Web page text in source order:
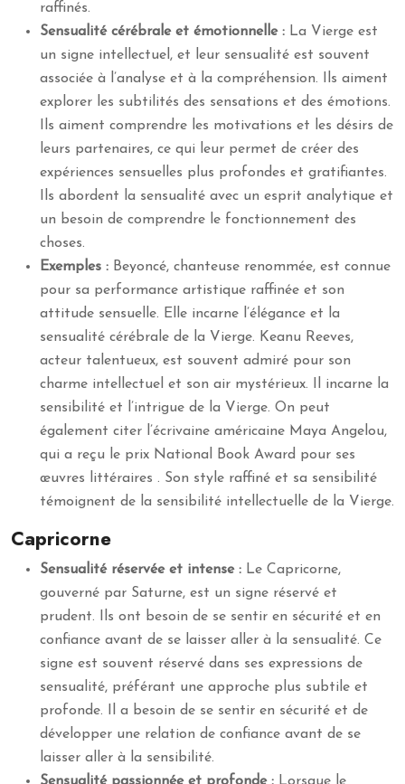
raffinés.
Sensualité cérébrale et émotionnelle : La Vierge est
un signe intellectuel, et leur sensualité est souvent
associée à l’analyse et à la compréhension. Ils aiment
explorer les subtilités des sensations et des émotions.
Ils aiment comprendre les motivations et les désirs de
leurs partenaires, ce qui leur permet de créer des
expériences sensuelles plus profondes et gratifiantes.
Ils abordent la sensualité avec un esprit analytique et
un besoin de comprendre le fonctionnement des
choses.
Exemples : Beyoncé, chanteuse renommée, est connue
pour sa performance artistique raffinée et son
attitude sensuelle. Elle incarne l’élégance et la
sensualité cérébrale de la Vierge. Keanu Reeves,
acteur talentueux, est souvent admiré pour son
charme intellectuel et son air mystérieux. Il incarne la
sensibilité et l’intrigue de la Vierge. On peut
également citer l’écrivaine américaine Maya Angelou,
qui a reçu le prix National Book Award pour ses
œuvres littéraires . Son style raffiné et sa sensibilité
témoignent de la sensibilité intellectuelle de la Vierge.
Capricorne
Sensualité réservée et intense : Le Capricorne,
gouverné par Saturne, est un signe réservé et
prudent. Ils ont besoin de se sentir en sécurité et en
confiance avant de se laisser aller à la sensualité. Ce
signe est souvent réservé dans ses expressions de
sensualité, préférant une approche plus subtile et
profonde. Il a besoin de se sentir en sécurité et de
développer une relation de confiance avant de se
laisser aller à la sensibilité.